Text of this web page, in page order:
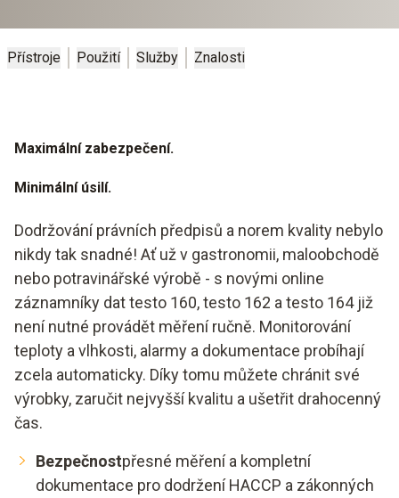
Přístroje Použití Služby Znalosti
Maximální zabezpečení.
Minimální úsilí.
Dodržování právních předpisů a norem kvality nebylo
nikdy tak snadné! Ať už v gastronomii, maloobchodě
nebo potravinářské výrobě - s novými online
záznamníky dat testo 160, testo 162 a testo 164 již
není nutné provádět měření ručně. Monitorování
teploty a vlhkosti, alarmy a dokumentace probíhají
zcela automaticky. Díky tomu můžete chránit své
výrobky, zaručit nejvyšší kvalitu a ušetřit drahocenný
čas.
Bezpečnostpřesné měření a kompletní
dokumentace pro dodržení HACCP a zákonných